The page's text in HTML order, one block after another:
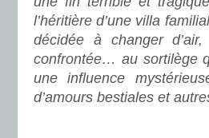
l’héritière d’une villa
décidée à changer
confrontée… au sortilège
une influence
d’amours bestiales et